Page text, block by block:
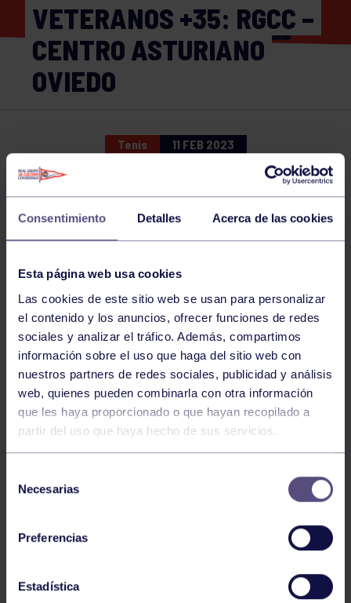
Consentimiento Detalles Acerca de las cookies
Esta página web usa cookies
Las cookies de este sitio web se usan para personalizar
el contenido y los anuncios, ofrecer funciones de redes
sociales y analizar el tráfico. Además, compartimos
información sobre el uso que haga del sitio web con
nuestros partners de redes sociales, publicidad y análisis
web, quienes pueden combinarla con otra información
que les haya proporcionado o que hayan recopilado a
partir del uso que haya hecho de sus servicios.
Necesarias
Preferencias
Estadística
VETERANOS +35: RGCC –
CENTRO ASTURIANO
OVIEDO
Tenis 11 FEB 2023
NOTICIAS RELACIONADAS
Tenis 05 Ago 2026
VII TORNEO ABANCA